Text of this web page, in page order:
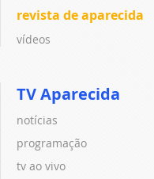
revista de aparecida
vídeos
TV Aparecida
notícias
programação
tv ao vivo